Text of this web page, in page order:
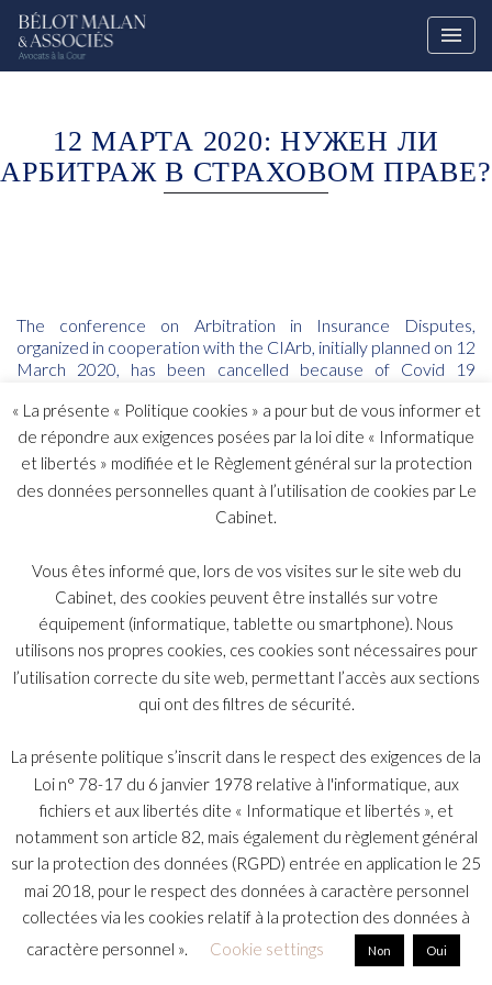
12 МАРТА 2020: НУЖЕН ЛИ
АРБИТРАЖ В СТРАХОВОМ ПРАВЕ?
The conference on Arbitration in Insurance Disputes,
organized in cooperation with the CIArb, initially planned on 12
March 2020, has been cancelled because of Covid 19
https://www.ciarb.org/events/why-choose-arbitration-in-
insurance-disputes/a.malan@bmavocats.com)
Подпишитесь
S'abonner
Индекс
© 2026 Copyright Bélot Malan & Associés.
« La présente « Politique cookies » a pour but de vous informer et
de répondre aux exigences posées par la loi dite « Informatique
et libertés » modifiée et le Règlement général sur la protection
des données personnelles quant à l’utilisation de cookies par Le
Cabinet.
Vous êtes informé que, lors de vos visites sur le site web du
Cabinet, des cookies peuvent être installés sur votre
équipement (informatique, tablette ou smartphone). Nous
utilisons nos propres cookies, ces cookies sont nécessaires pour
l’utilisation correcte du site web, permettant l’accès aux sections
qui ont des filtres de sécurité.
La présente politique s’inscrit dans le respect des exigences de la
Loi n° 78-17 du 6 janvier 1978 relative à l'informatique, aux
fichiers et aux libertés dite « Informatique et libertés », et
notamment son article 82, mais également du règlement général
sur la protection des données (RGPD) entrée en application le 25
mai 2018, pour le respect des données à caractère personnel
collectées via les cookies relatif à la protection des données à
caractère personnel ».
Cookie settings Non Oui